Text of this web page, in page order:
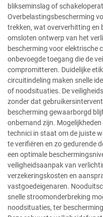
blikseminslag of
Overbelastingsbescherming
trekken, wat oververhitting en
omsloten ontwerp van het
bescherming voor elektrische
onbevoegde toegang die de
compromitteren. Duidelijke
circuitindeling maken snelle
of noodsituaties. De
zonder dat
bescherming gewaarborgd
onbemand zijn.
technici in staat om de juiste
te verifiëren en zo gedurende
een optimale
veiligheidsaanpak van
verzekeringskosten en
vastgoedeigenaren.
snelle stroomonderbreking
noodsituaties, ter